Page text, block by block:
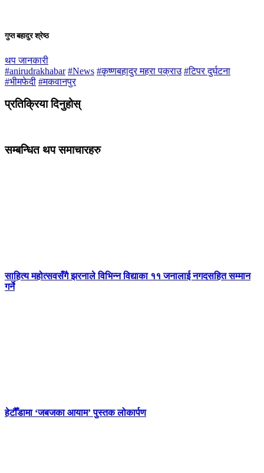
गुप्त बहादुर श्रेष्ठ
थप जानकारी
#anirudrakhabar #News #कृष्णबहादुर महरा पक्राउ #टिपर दुर्घटना
#भीमफेदी #मकवानपुर
प्रतिक्रिया दिनुहोस्
सम्बन्धित थप समाचारहरु
साहित्य महोत्सवसँगै झरनाले विभिन्न विद्याका ११ जनालाई नगदसहित सम्मान
गर्ने
हेटौँडामा ‘जबजका आयाम’ पुस्तक लोकार्पण